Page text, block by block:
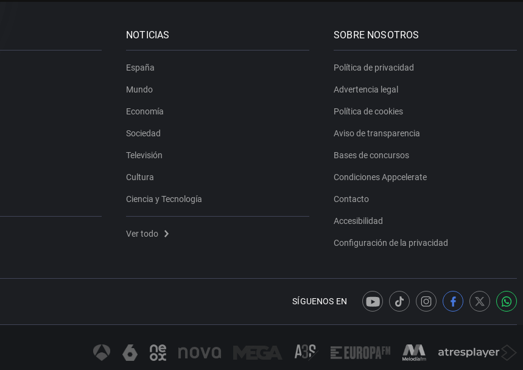
NOTICIAS
España
Mundo
Economía
Sociedad
Televisión
Cultura
Ciencia y Tecnología
Ver todo
SOBRE NOSOTROS
Política de privacidad
Advertencia legal
Política de cookies
Aviso de transparencia
Bases de concursos
Condiciones Appcelerate
Contacto
Accesibilidad
Configuración de la privacidad
SÍGUENOS EN